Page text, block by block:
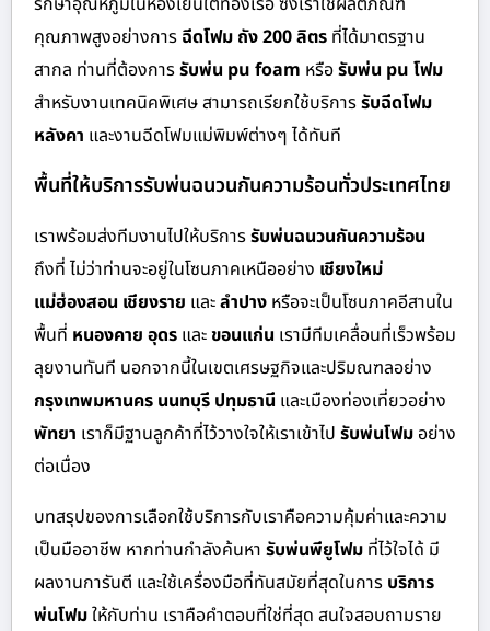
คุณภาพสูงอย่างการ ฉีดโฟม ถัง 200 ลิตร ที่ได้มาตรฐาน
สากล ท่านที่ต้องการรับพ่น pu foam หรือรับพ่น pu โฟม
สำหรับงานเทคนิคพิเศษ สามารถเรียกใช้บริการรับฉีดโฟม
หลังคา และงานฉีดโฟมแม่พิมพ์ต่างๆ ได้ทันที
พื้นที่ให้บริการรับพ่นฉนวนกันความร้อนทั่วประเทศไทย
เราพร้อมส่งทีมงานไปให้บริการรับพ่นฉนวนกันความร้อน
ถึงที่ ไม่ว่าท่านจะอยู่ในโซนภาคเหนืออย่าง เชียงใหม่
แม่ฮ่องสอน เชียงราย และลำปาง หรือจะเป็นโซนภาคอีสานใน
พื้นที่ หนองคาย อุดร และขอนแก่น เรามีทีมเคลื่อนที่เร็วพร้อม
ลุยงานทันที นอกจากนี้ในเขตเศรษฐกิจและปริมณฑลอย่าง
กรุงเทพมหานคร นนทบุรี ปทุมธานี และเมืองท่องเที่ยวอย่าง
พัทยา เราก็มีฐานลูกค้าที่ไว้วางใจให้เราเข้าไป รับพ่นโฟม อย่าง
ต่อเนื่อง
บทสรุปของการเลือกใช้บริการกับเราคือความคุ้มค่าและความ
เป็นมืออาชีพ หากท่านกำลังค้นหา รับพ่นพียูโฟม ที่ไว้ใจได้ มี
ผลงานการันตี และใช้เครื่องมือที่ทันสมัยที่สุดในการ บริการ
พ่นโฟมให้กับท่าน เราคือคำตอบที่ใช่ที่สุด สนใจสอบถามราย